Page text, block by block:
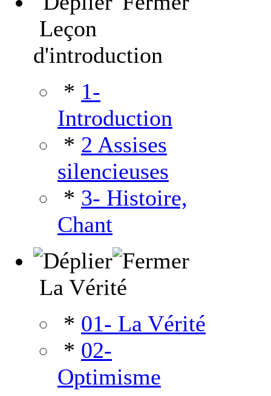
Leçon
d'introduction
* 1-
Introduction
* 2 Assises
silencieuses
* 3- Histoire,
Chant
La Vérité
* 01- La Vérité
* 02-
Optimisme